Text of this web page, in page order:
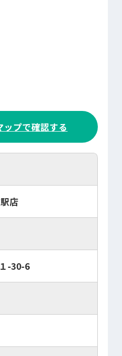
ップで確認する
店
-30-6